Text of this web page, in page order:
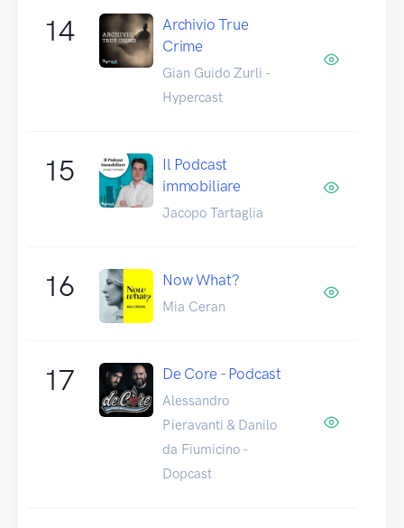
14
Archivio True
Crime
Gian Guido Zurli -
Hypercast
15
Il Podcast
immobiliare
Jacopo Tartaglia
16 Now What?
Mia Ceran
17 De Core - Podcast
Alessandro
Pieravanti & Danilo
da Fiumicino -
Dopcast